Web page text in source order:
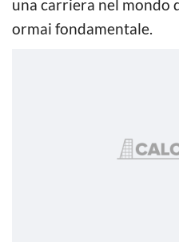
una carriera nel mondo
ormai fondamentale.